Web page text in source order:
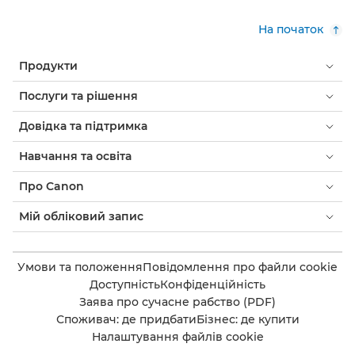
На початок
Продукти
Послуги та рішення
Довідка та підтримка
Навчання та освіта
Про Canon
Мій обліковий запис
Умови та положенняПовідомлення про файли cookie
ДоступністьКонфіденційність
Заява про сучасне рабство (PDF)
Споживач: де придбатиБізнес: де купити
Налаштування файлів cookie